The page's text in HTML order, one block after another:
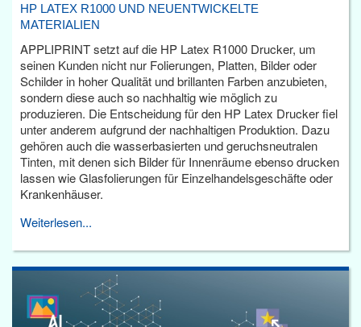
HP LATEX R1000 UND NEUENTWICKELTE
MATERIALIEN
APPLIPRINT setzt auf die HP Latex R1000 Drucker, um
seinen Kunden nicht nur Folierungen, Platten, Bilder oder
Schilder in hoher Qualität und brillanten Farben anzubieten,
sondern diese auch so nachhaltig wie möglich zu
produzieren. Die Entscheidung für den HP Latex Drucker fiel
unter anderem aufgrund der nachhaltigen Produktion. Dazu
gehören auch die wasserbasierten und geruchsneutralen
Tinten, mit denen sich Bilder für Innenräume ebenso drucken
lassen wie Glasfolierungen für Einzelhandelsgeschäfte oder
Krankenhäuser.
Weiterlesen...